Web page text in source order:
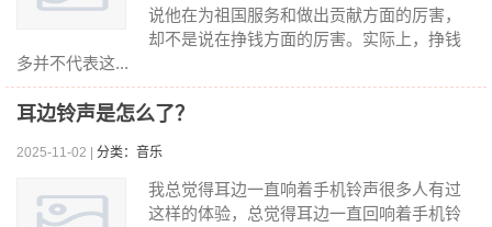
说他在为祖国服务和做出贡献方面的厉害，
却不是说在挣钱方面的厉害。实际上，挣钱
多并不代表这...
耳边铃声是怎么了？
2025-11-02 | 分类：音乐
我总觉得耳边一直响着手机铃声很多人有过
这样的体验，总觉得耳边一直回响着手机铃